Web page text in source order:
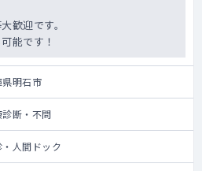
歓迎です。
能です！
県明石市
断・不問
人間ドック